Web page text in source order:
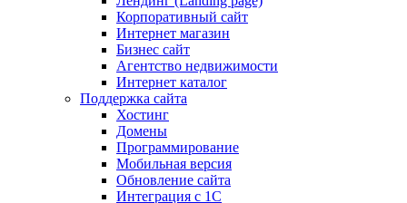
Корпоративный сайт
Интернет магазин
Бизнес сайт
Агентство недвижимости
Интернет каталог
Поддержка сайта
Хостинг
Домены
Программирование
Мобильная версия
Обновление сайта
Интеграция с 1С